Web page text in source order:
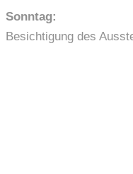
Sonntag:
Besichtigung des